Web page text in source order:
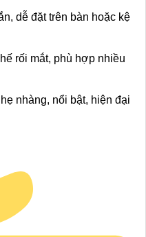
dễ đặt trên bàn hoặc kệ
rối mắt, phù hợp nhiều
nhàng, nổi bật, hiện đại